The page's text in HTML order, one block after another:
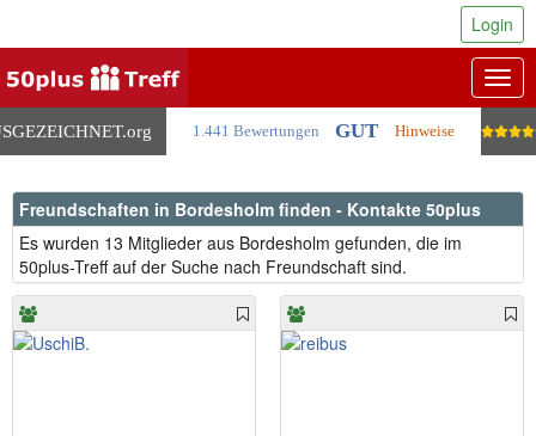
.org 1.441 Bewertungen GUT Hinweise
Login
Freundschaften in Bordesholm finden - Kontakte 50plus
Es wurden 13 Mitglieder aus Bordesholm gefunden, die im
50plus-Treff auf der Suche nach Freundschaft sind.